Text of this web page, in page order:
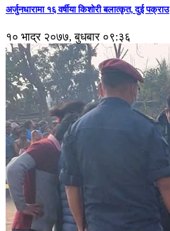
अर्जुनधारामा १६ वर्षीया किशोरी बलात्कृत, दुई पक्राउ
१० भाद्र २०७७, बुधबार ०९:३६